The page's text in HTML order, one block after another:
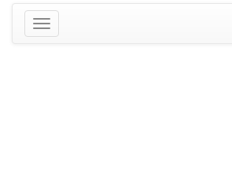
عرض
القائمة